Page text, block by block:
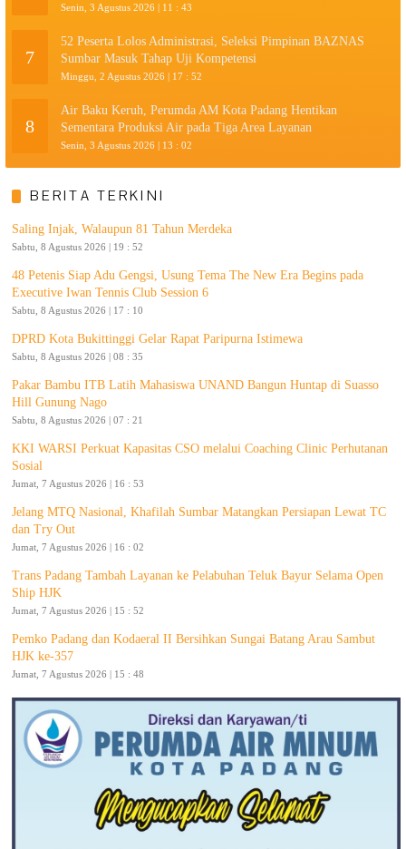
Senin, 3 Agustus 2026 | 11 : 43
7
52 Peserta Lolos Administrasi, Seleksi Pimpinan BAZNAS
Sumbar Masuk Tahap Uji Kompetensi
Minggu, 2 Agustus 2026 | 17 : 52
8
Air Baku Keruh, Perumda AM Kota Padang Hentikan
Sementara Produksi Air pada Tiga Area Layanan
Senin, 3 Agustus 2026 | 13 : 02
BERITA TERKINI
Saling Injak, Walaupun 81 Tahun Merdeka
Sabtu, 8 Agustus 2026 | 19 : 52
48 Petenis Siap Adu Gengsi, Usung Tema The New Era Begins pada
Executive Iwan Tennis Club Session 6
Sabtu, 8 Agustus 2026 | 17 : 10
DPRD Kota Bukittinggi Gelar Rapat Paripurna Istimewa
Sabtu, 8 Agustus 2026 | 08 : 35
Pakar Bambu ITB Latih Mahasiswa UNAND Bangun Huntap di Suasso
Hill Gunung Nago
Sabtu, 8 Agustus 2026 | 07 : 21
KKI WARSI Perkuat Kapasitas CSO melalui Coaching Clinic Perhutanan
Sosial
Jumat, 7 Agustus 2026 | 16 : 53
Jelang MTQ Nasional, Khafilah Sumbar Matangkan Persiapan Lewat TC
dan Try Out
Jumat, 7 Agustus 2026 | 16 : 02
Trans Padang Tambah Layanan ke Pelabuhan Teluk Bayur Selama Open
Ship HJK
Jumat, 7 Agustus 2026 | 15 : 52
Pemko Padang dan Kodaeral II Bersihkan Sungai Batang Arau Sambut
HJK ke-357
Jumat, 7 Agustus 2026 | 15 : 48